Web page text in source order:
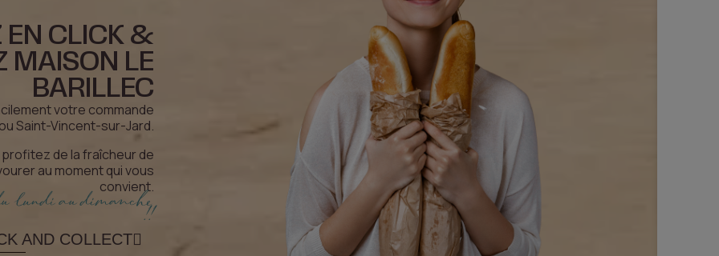
CLICK &
MAISON LE
BARILLEC
votre commande
Saint-Vincent-sur-Jard.
de la fraîcheur de
au moment qui vous
convient.
lundi au dimanche
!!
AND COLLECT